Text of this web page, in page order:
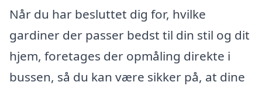
Når du har besluttet dig for, hvilke
gardiner der passer bedst til din stil og dit
hjem, foretages der opmåling direkte i
bussen, så du kan være sikker på, at dine